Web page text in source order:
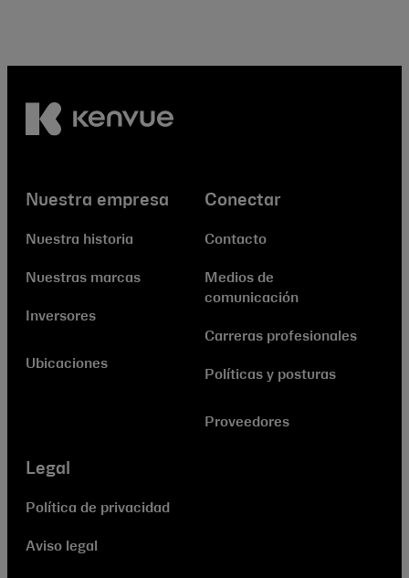
Nuestra empresa
Nuestra historia
Nuestras marcas
Inversores
Ubicaciones
Conectar
Contacto
Medios de
comunicación
Carreras profesionales
Políticas y posturas
Proveedores
Legal
Política de privacidad
Aviso legal